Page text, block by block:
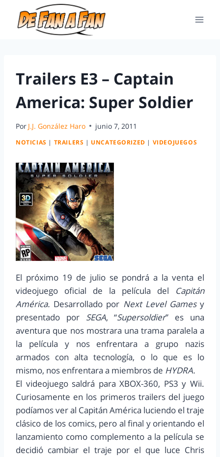
Trailers E3 – Captain
America: Super Soldier
Por J.J. González Haro junio 7, 2011
NOTICIAS | TRAILERS | UNCATEGORIZED | VIDEOJUEGOS
El próximo 19 de julio se pondrá a la venta el
videojuego oficial de la película del Capitán
América. Desarrollado por Next Level Gamesy
presentado por SEGA, “Supersoldier” es una
aventura que nos mostrara una trama paralela a
la película y nos enfrentara a grupo nazis
armados con alta tecnología, o lo que es lo
mismo, nos enfrentara a miembros de HYDRA.
El videojuego saldrá para XBOX-360, PS3 y Wii.
Curiosamente en los primeros trailers del juego
podíamos ver al Capitán América luciendo el traje
clásico de los comics, pero al final y orientando el
lanzamiento como complemento a la película se
decidió cambiar el traje por el que luce Chris